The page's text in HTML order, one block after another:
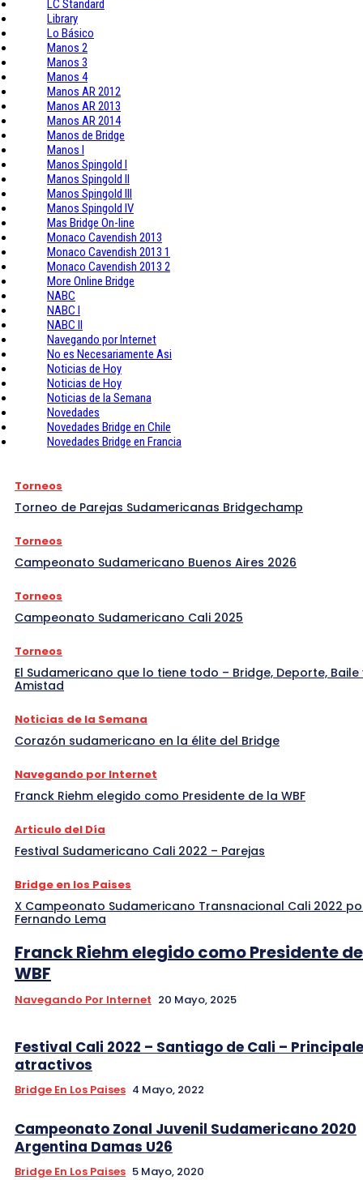
LC Standard
Library
Lo Básico
Manos 2
Manos 3
Manos 4
Manos AR 2012
Manos AR 2013
Manos AR 2014
Manos de Bridge
Manos I
Manos Spingold I
Manos Spingold II
Manos Spingold III
Manos Spingold IV
Mas Bridge On-line
Monaco Cavendish 2013
Monaco Cavendish 2013 1
Monaco Cavendish 2013 2
More Online Bridge
NABC
NABC I
NABC II
Navegando por Internet
No es Necesariamente Asi
Noticias de Hoy
Noticias de Hoy
Noticias de la Semana
Novedades
Novedades Bridge en Chile
Novedades Bridge en Francia
Torneos
Torneo de Parejas Sudamericanas Bridgechamp
Torneos
Campeonato Sudamericano Buenos Aires 2026
Torneos
Campeonato Sudamericano Cali 2025
Torneos
El Sudamericano que lo tiene todo – Bridge, Deporte, Baile
Amistad
Noticias de la Semana
Corazón sudamericano en la élite del Bridge
Navegando por Internet
Franck Riehm elegido como Presidente de la WBF
Articulo del Día
Festival Sudamericano Cali 2022 – Parejas
Bridge en los Paises
X Campeonato Sudamericano Transnacional Cali 2022
Fernando Lema
Franck Riehm elegido como Presidente
WBF
Navegando Por Internet 20 Mayo, 2025
Festival Cali 2022 – Santiago de Cali –
atractivos
Bridge En Los Paises 4 Mayo, 2022
Campeonato Zonal Juvenil Sudamericano 2020
Argentina Damas U26
Bridge En Los Paises 5 Mayo, 2020